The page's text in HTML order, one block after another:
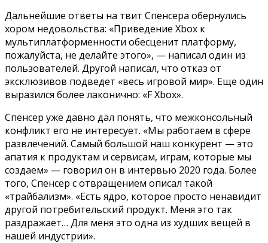
Дальнейшие ответы на твит Спенсера обернулись
хором недовольства: «Приведение Xbox к
мультиплатформенности обесценит платформу,
пожалуйста, не делайте этого», — написал один из
пользователей. Другой написал, что отказ от
эксклюзивов подведет «весь игровой мир». Еще один
выразился более лаконично: «F Xbox».
Спенсер уже давно дал понять, что межконсольный
конфликт его не интересует. «Мы работаем в сфере
развлечений. Самый большой наш конкурент — это
апатия к продуктам и сервисам, играм, которые мы
создаем» — говорил он в интервью 2020 года. Более
того, Спенсер с отвращением описал такой
«трайбализм». «Есть ядро, которое просто ненавидит
другой потребительский продукт. Меня это так
раздражает… Для меня это одна из худших вещей в
нашей индустрии».